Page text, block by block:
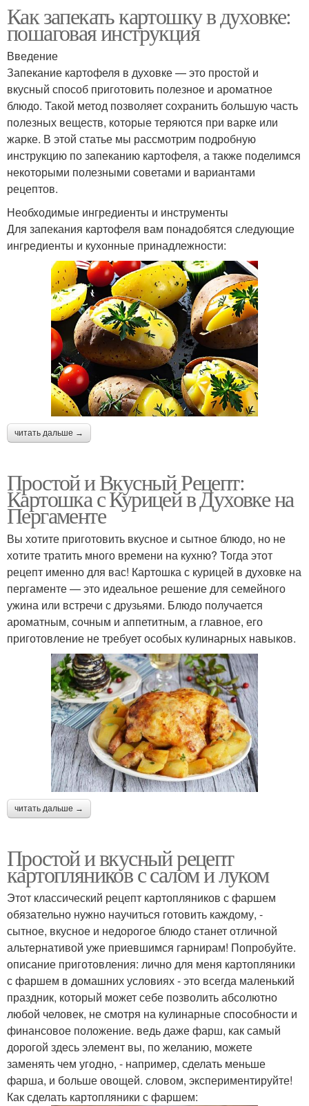
Как запекать картошку в духовке:
пошаговая инструкция
Введение
Запекание картофеля в духовке — это простой и
вкусный способ приготовить полезное и ароматное
блюдо. Такой метод позволяет сохранить большую часть
полезных веществ, которые теряются при варке или
жарке. В этой статье мы рассмотрим подробную
инструкцию по запеканию картофеля, а также поделимся
некоторыми полезными советами и вариантами
рецептов.
Необходимые ингредиенты и инструменты
Для запекания картофеля вам понадобятся следующие
ингредиенты и кухонные принадлежности:
читать дальше →
Простой и Вкусный Рецепт:
Картошка с Курицей в Духовке на
Пергаменте
Вы хотите приготовить вкусное и сытное блюдо, но не
хотите тратить много времени на кухню? Тогда этот
рецепт именно для вас! Картошка с курицей в духовке на
пергаменте — это идеальное решение для семейного
ужина или встречи с друзьями. Блюдо получается
ароматным, сочным и аппетитным, а главное, его
приготовление не требует особых кулинарных навыков.
читать дальше →
Простой и вкусный рецепт
картопляников с салом и луком
Этот классический рецепт картопляников с фаршем
обязательно нужно научиться готовить каждому, -
сытное, вкусное и недорогое блюдо станет отличной
альтернативой уже приевшимся гарнирам! Попробуйте.
описание приготовления: лично для меня картопляники
с фаршем в домашних условиях - это всегда маленький
праздник, который может себе позволить абсолютно
любой человек, не смотря на кулинарные способности и
финансовое положение. ведь даже фарш, как самый
дорогой здесь элемент вы, по желанию, можете
заменять чем угодно, - например, сделать меньше
фарша, и больше овощей. словом, экспериментируйте!
Как сделать картопляники с фаршем: